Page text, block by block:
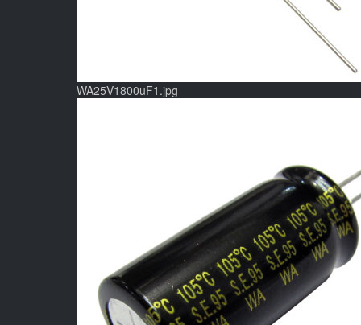
WA25V1800uF1.jpg